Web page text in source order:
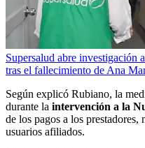
Supersalud abre investigación
tras el fallecimiento de Ana
Según explicó Rubiano, la
durante la intervención a la
de los pagos a los
usuarios afiliados.